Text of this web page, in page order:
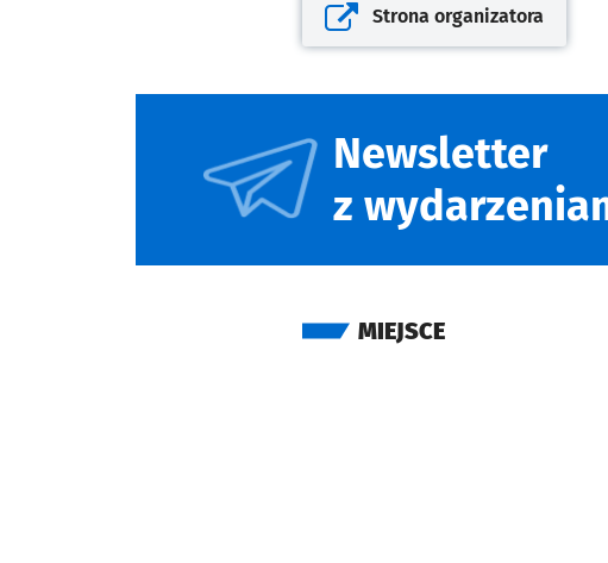
Otwiera się w nowej karcie
Strona organizatora
Newsletter
z
MIEJSCE